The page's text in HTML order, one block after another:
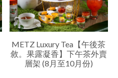
METZ Luxury Tea【午後茶
敘。果露凝香】下午茶外賣
層架 (8月至10月份)